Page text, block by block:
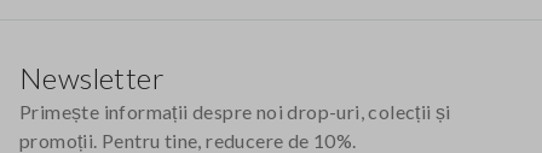
Newsletter
Primește informații despre noi drop-uri, colecții și
promoții. Pentru tine, reducere de 10%.